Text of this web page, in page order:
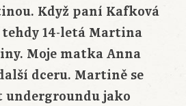
Když paní Kafková
14-letá Martina
Moje matka Anna
dceru. Martině se
undergroundu jako